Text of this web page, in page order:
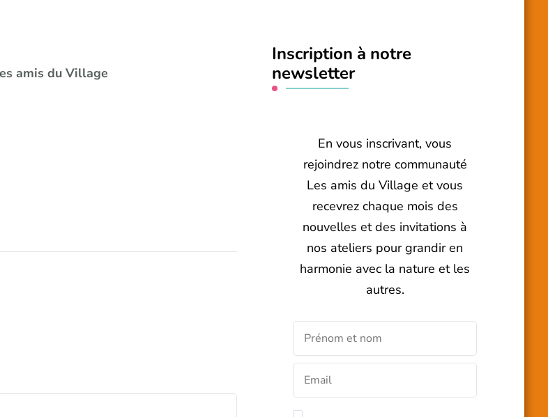
amis du Village
Inscription à notre
newsletter
En vous inscrivant, vous
rejoindrez notre communauté
Les amis du Village et vous
recevrez chaque mois des
nouvelles et des invitations à
nos ateliers pour grandir en
harmonie avec la nature et les
autres.